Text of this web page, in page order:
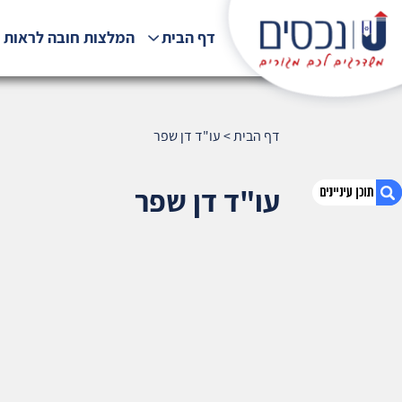
דף הבית המלצות חובה
דף הבית>עו"ד דן שפר
עו"ד דן שפר